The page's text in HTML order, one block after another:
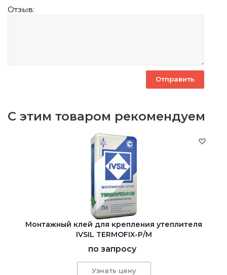
Отзыв:
С этим товаром рекомендуем
Монтажный клей для крепления утеплителя
IVSIL TERMOFIX-Р/М
по запросу
Узнать цену